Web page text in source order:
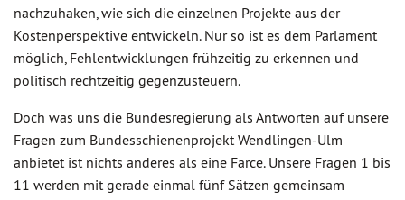
nachzuhaken, wie sich die einzelnen Projekte aus der
Kostenperspektive entwickeln. Nur so ist es dem Parlament
möglich, Fehlentwicklungen frühzeitig zu erkennen und
politisch rechtzeitig gegenzusteuern.
Doch was uns die Bundesregierung als Antworten auf unsere
Fragen zum Bundesschienenprojekt Wendlingen-Ulm
anbietet ist nichts anderes als eine Farce. Unsere Fragen 1 bis
11 werden mit gerade einmal fünf Sätzen gemeinsam